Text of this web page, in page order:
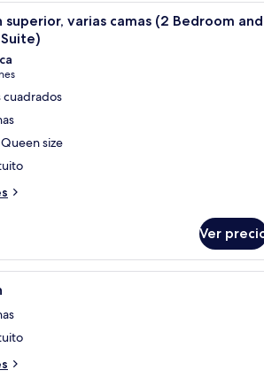
Habitación de hotel con dos
superior, varias camas (2 Bedroom
cuadrados
size
Ver
Edredón, caja de seguridad